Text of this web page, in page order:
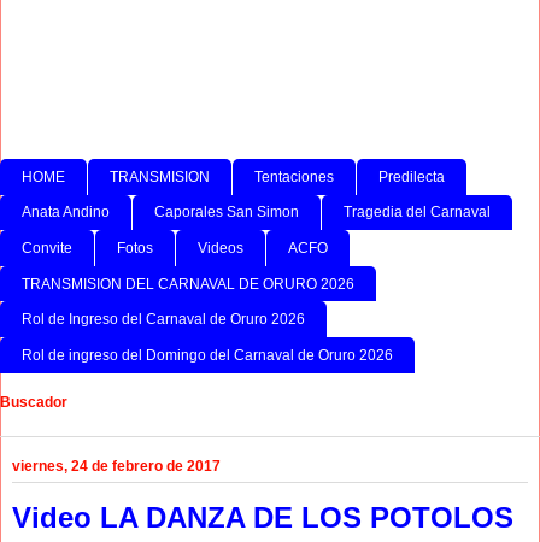
HOME TRANSMISION Tentaciones Predilecta
Anata Andino Caporales San Simon Tragedia del Carnaval
Convite Fotos Videos ACFO
TRANSMISION DEL CARNAVAL DE ORURO 2026
Rol de Ingreso del Carnaval de Oruro 2026
Rol de ingreso del Domingo del Carnaval de Oruro 2026
Buscador
viernes, 24 de febrero de 2017
Video LA DANZA DE LOS POTOLOS